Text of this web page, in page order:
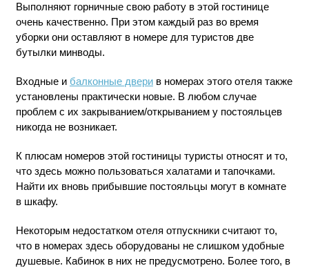
Выполняют горничные свою работу в этой гостинице
очень качественно. При этом каждый раз во время
уборки они оставляют в номере для туристов две
бутылки минводы.
Входные и балконные дверив номерах этого отеля также
установлены практически новые. В любом случае
проблем с их закрыванием/открыванием у постояльцев
никогда не возникает.
К плюсам номеров этой гостиницы туристы относят и то,
что здесь можно пользоваться халатами и тапочками.
Найти их вновь прибывшие постояльцы могут в комнате
в шкафу.
Некоторым недостатком отеля отпускники считают то,
что в номерах здесь оборудованы не слишком удобные
душевые. Кабинок в них не предусмотрено. Более того, в